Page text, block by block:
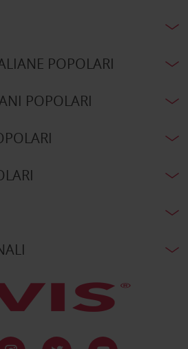
POPOLARI
POPOLARI